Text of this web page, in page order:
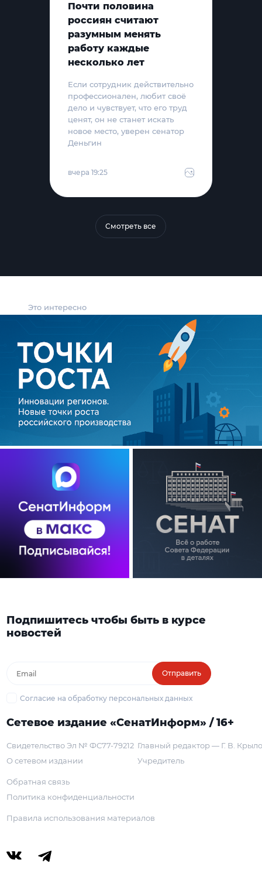
Это интересно
Почти половина
россиян считают
разумным менять
работу каждые
несколько лет
Если сотрудник действительно
профессионален, любит своё
дело и чувствует, что его труд
ценят, он не станет искать
новое место, уверен сенатор
Деньгин
вчера 19:25
Смотреть все
Подпишитесь чтобы быть в курсе
новостей
Отправить
Согласие на обработку персональных данных
Сетевое издание «СенатИнформ» / 16+
Свидетельство Эл № ФС77-79212
О сетевом издании
Главный редактор — Г. В.
Учредитель
Обратная связь
Политика конфиденциальности
Правила использования материалов